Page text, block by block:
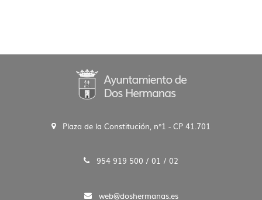
Plaza de la Constitución, n°1 - CP 41.701
954 919 500 / 01 / 02
web@doshermanas.es